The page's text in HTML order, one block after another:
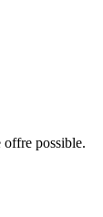
offre possible.